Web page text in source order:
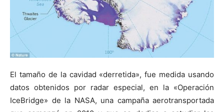
El tamaño de la cavidad «derretida», fue medida usando
datos obtenidos por radar especial, en la «Operación
IceBridge» de la NASA, una campaña aerotransportada